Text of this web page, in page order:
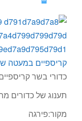
כדורי בשר
תענוג של כדורים
מקור:פירגה